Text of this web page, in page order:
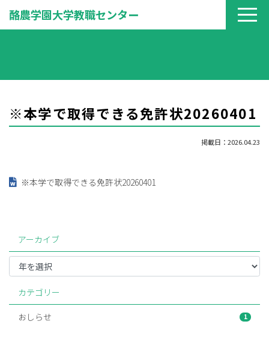
酪農学園大学教職センター
※本学で取得できる免許状20260401
掲載日：2026.04.23
※本学で取得できる免許状20260401
アーカイブ
カテゴリー
おしらせ 1